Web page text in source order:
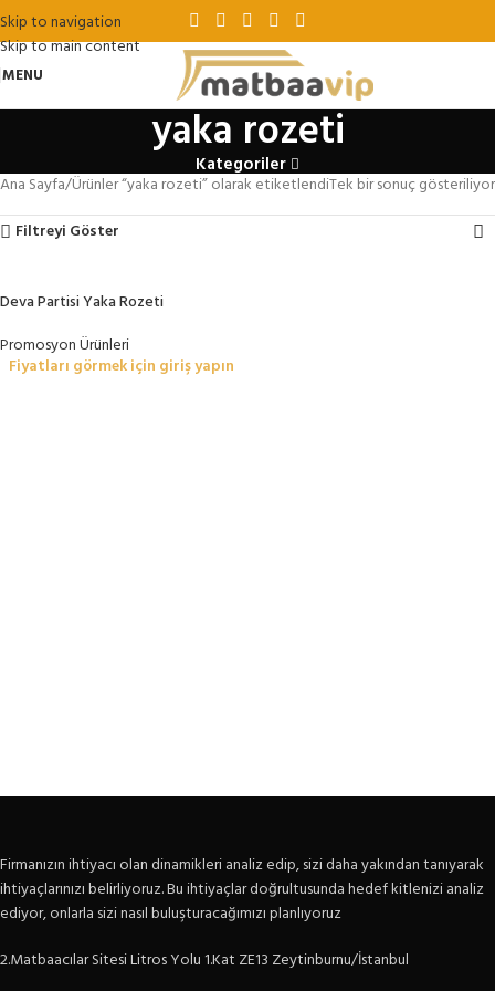
Skip to navigation
Skip to main content
MENU
yaka rozeti
Kategoriler
Ana Sayfa Ürünler “yaka rozeti” olarak etiketlendiTek bir sonuç gösteriliyor
Filtreyi Göster
Deva Partisi Yaka Rozeti
Promosyon Ürünleri
Fiyatları görmek için giriş yapın
Firmanızın ihtiyacı olan dinamikleri analiz edip, sizi daha yakından tanıyarak
ihtiyaçlarınızı belirliyoruz. Bu ihtiyaçlar doğrultusunda hedef kitlenizi analiz
ediyor, onlarla sizi nasıl buluşturacağımızı planlıyoruz
2.Matbaacılar Sitesi Litros Yolu 1.Kat ZE13 Zeytinburnu/İstanbul